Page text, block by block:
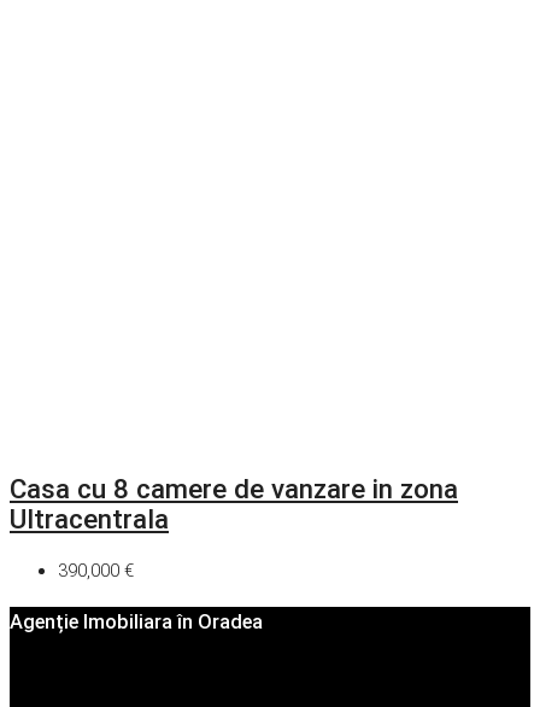
Casa cu 8 camere de vanzare in zona
Ultracentrala
390,000 €
Agenție Imobiliara în Oradea